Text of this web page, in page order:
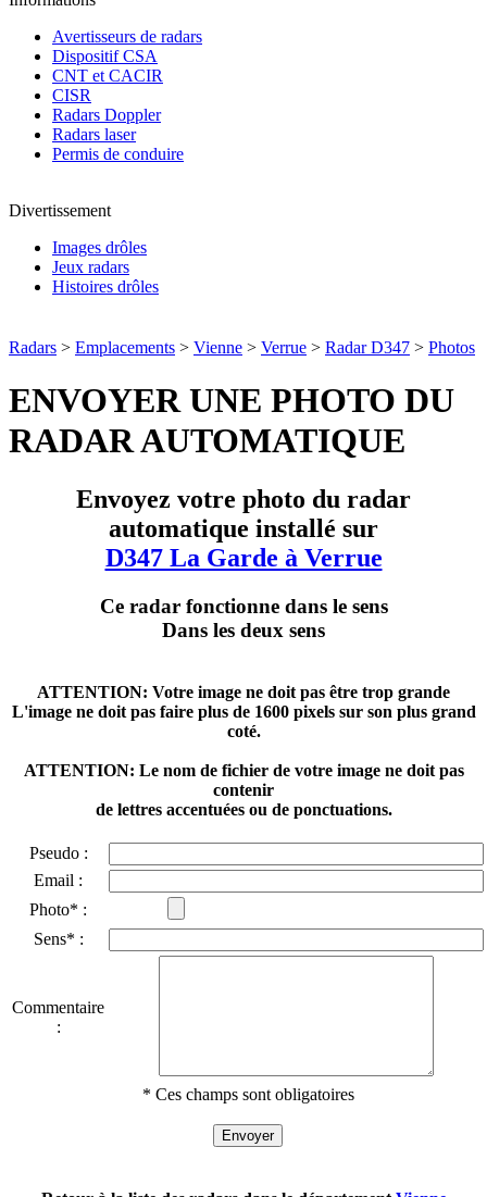
Avertisseurs de radars
Dispositif CSA
CNT et CACIR
CISR
Radars Doppler
Radars laser
Permis de conduire
Divertissement
Images drôles
Jeux radars
Histoires drôles
Radars > Emplacements > Vienne > Verrue > Radar D347 > Photos
ENVOYER UNE PHOTO DU
RADAR AUTOMATIQUE
Envoyez votre photo du radar
automatique installé sur
D347 La Garde à Verrue
Ce radar fonctionne dans le sens
Dans les deux sens
ATTENTION: Votre image ne doit pas être trop grande
L'image ne doit pas faire plus de 1600 pixels sur son plus grand
coté.
ATTENTION: Le nom de fichier de votre image ne doit pas
contenir
de lettres accentuées ou de ponctuations.
Pseudo :
Email :
Photo* :
Sens* :
Commentaire
:
* Ces champs sont obligatoires